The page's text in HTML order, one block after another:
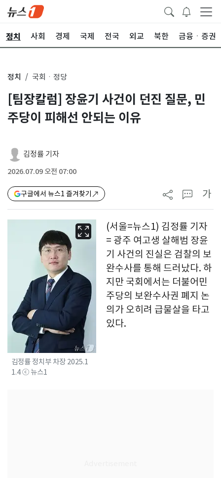
정치 사회 경제 국제 전국 외교 북한 금융ㆍ증권
정치 국회ㆍ정당
[팀장칼럼] 장윤기 사건이 던진 질문, 민
주당이 피해선 안되는 이유
김정률 기자
2026.07.09 오전 07:00
구글에서 뉴스1 즐겨찾기 가
김정률 정치부 차장 2025.1
1.4 ⓒ 뉴스1
(서울=뉴스1) 김정률 기자
= 광주 여고생 살해범 장윤
기 사건의 진실은 검찰의 보
완수사를 통해 드러났다. 하
지만 국회에서는 더불어민
주당의 보완수사권 폐지 논
의가 오히려 급물살을 타고
있다.